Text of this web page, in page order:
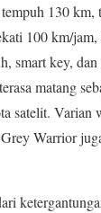
130 km,
100 km/
smart key,
matang
satelit. Varian
Warrior